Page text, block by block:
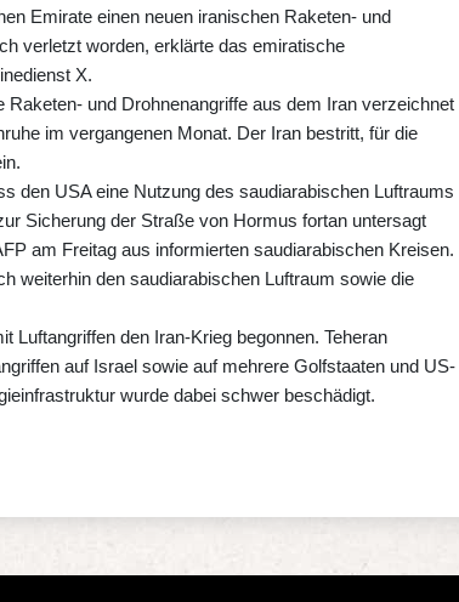
Emirate einen neuen iranischen Raketen- und
verletzt worden, erklärte das emiratische
X.
und Drohnenangriffe aus dem Iran verzeichnet
im vergangenen Monat. Der Iran bestritt, für die
den USA eine Nutzung des saudiarabischen Luftraums
Sicherung der Straße von Hormus fortan untersagt
am Freitag aus informierten saudiarabischen Kreisen.
weiterhin den saudiarabischen Luftraum sowie die
Luftangriffen den Iran-Krieg begonnen. Teheran
auf Israel sowie auf mehrere Golfstaaten und US-
wurde dabei schwer beschädigt.